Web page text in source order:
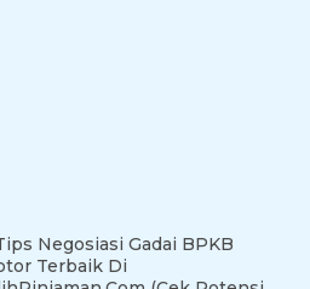
Negosiasi Gadai BPKB
Terbaik Di